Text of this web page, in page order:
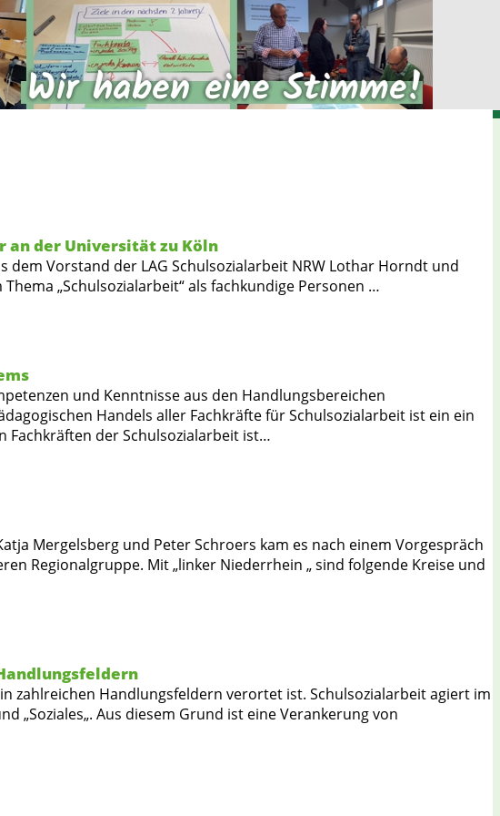
an der Universität zu Köln
Vorstand der LAG Schulsozialarbeit NRW Lothar Horndt und
„Schulsozialarbeit“ als fachkundige Personen …
und Kenntnisse aus den Handlungsbereichen
Handels aller Fachkräfte für Schulsozialarbeit ist ein ein
Fachkräften der Schulsozialarbeit ist…
Mergelsberg und Peter Schroers kam es nach einem Vorgespräch
Regionalgruppe. Mit „linker Niederrhein „ sind folgende Kreise und
zahlreichen Handlungsfeldern verortet ist. Schulsozialarbeit agiert im
„Soziales„. Aus diesem Grund ist eine Verankerung von